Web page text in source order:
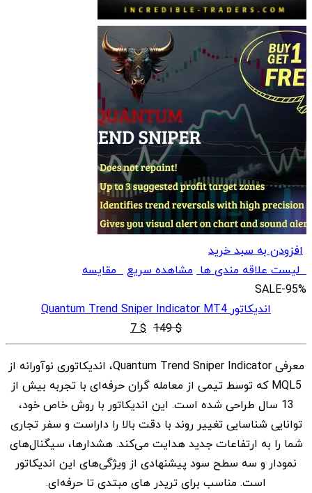
افزودن به سبد خرید
لیست علاقه مندی ها مشاهده سریعمقایسه
SALE-95%
اندیکاتور Quantum Trend Sniper Indicator MT4
$
149
قیمت
اصلی
$ 149
بود.
$
7 قیمت
فعلی
$ 7
است.
معرفی Quantum Trend Sniper Indicator، اندیکاتوری نوآورانه از
MQL5 که توسط تیمی از معامله گران حرفه‌ای با تجربه بیش از
13 سال طراحی شده است. این اندیکاتور با روش خاص خود،
توانایی شناسایی تغییر روند با دقت بالا را داراست و سفر تجاری
شما را به ارتفاعات جدید هدایت می‌کند. هشدارها، سیگنال‌های
نمودار و سه سطح سود پیشنهادی از ویژگی‌های این اندیکاتور
است. مناسب برای تریدر های مبتدی تا حرفه‌ای.